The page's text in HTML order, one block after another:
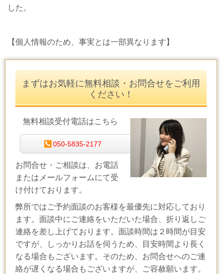
した。
【個人情報のため、事実とは一部異なります】
まずはお気軽に無料相談・お問合せをご利用
ください！
無料相談受付電話はこちら
050-5835-2177
お問合せ・ご相談は、お電話
またはメールフォームにて受
け付けております。
弊所ではご予約面談のお客様を最優先に対応しており
ます。面談中にご連絡をいただいた場合、折り返しご
連絡を差し上げております。面談時間は２時間が目安
ですが、しっかりお話を伺うため、目安時間より長く
なる場合もございます。そのため、お問合せへのご連
絡が遅くなる場合もございますが、ご容赦願います。